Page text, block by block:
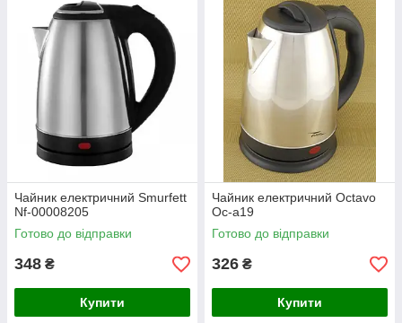
Чайник електричний Smurfett
Nf-00008205
Готово до відправки
348 ₴
Купити
Чайник електричний Octavo
Oc-a19
Готово до відправки
326 ₴
Купити